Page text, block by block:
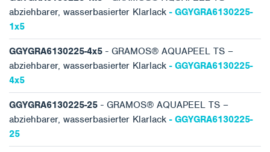
abziehbarer, wasserbasierter Klarlack - GGYGRA6130225-
1x5
GGYGRA6130225-4x5 - GRAMOS® AQUAPEEL TS –
abziehbarer, wasserbasierter Klarlack - GGYGRA6130225-
4x5
GGYGRA6130225-25 - GRAMOS® AQUAPEEL TS –
abziehbarer, wasserbasierter Klarlack - GGYGRA6130225-
25